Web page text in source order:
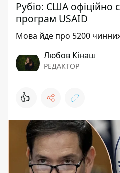
Рубіо: США офіційно
програм USAID
Мова йде про 5200
Любов Кінаш
РЕДАКТОР
👍